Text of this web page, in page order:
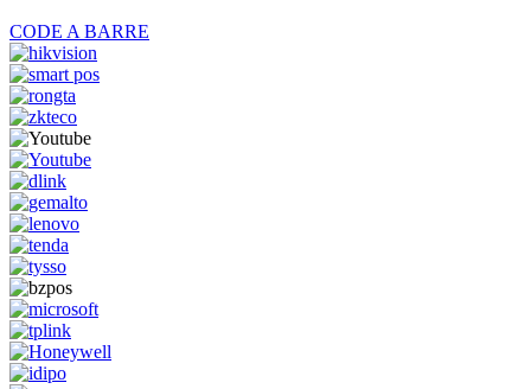
CODE A BARRE